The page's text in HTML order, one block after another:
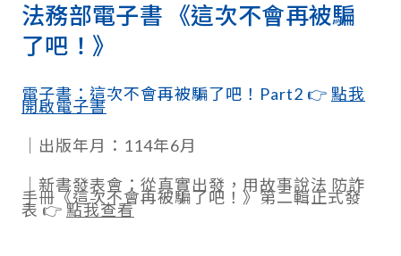
法務部電子書 《這次不會再被騙
了吧！》
電子書：這次不會再被騙了吧！Part2 👉 點我
開啟電子書
｜出版年月：114年6月
｜新書發表會：從真實出發，用故事說法 防詐
手冊《這次不會再被騙了吧！》第二輯正式發
表 👉 點我查看